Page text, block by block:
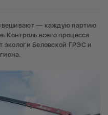
— каждую партию
Контроль всего процесса
экологи Беловской ГРЭС и